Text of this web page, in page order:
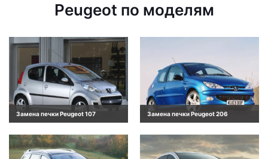
Peugeot по моделям
Замена печки Peugeot 107 Замена печки Peugeot 206